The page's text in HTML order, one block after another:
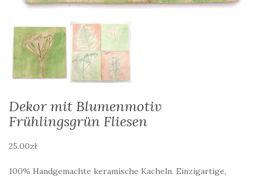
Dekor mit Blumenmotiv
Frühlingsgrün Fliesen
25.00zł
100% Handgemachte keramische Kacheln. Einzigartige,